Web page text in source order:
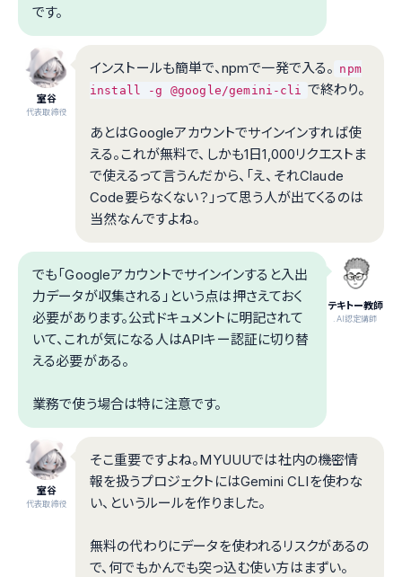
です。
室谷
代表取締役
インストールも簡単で、npmで一発で入る。 npm
install -g @google/gemini-cli
で終わり。
あとはGoogleアカウントでサインインすれば使
える。これが無料で、しかも1日1,000リクエストま
で使えるって言うんだから、「え、それClaude
Code要らなくない？」って思う人が出てくるのは
当然なんですよね。
テキトー教師
.AI認定講師
でも「Googleアカウントでサインインすると入出
力データが収集される」という点は押さえておく
必要があります。公式ドキュメントに明記されて
いて、これが気になる人はAPIキー認証に切り替
える必要がある。
業務で使う場合は特に注意です。
室谷
代表取締役
そこ重要ですよね。MYUUUでは社内の機密情
報を扱うプロジェクトにはGemini CLIを使わな
い、というルールを作りました。
無料の代わりにデータを使われるリスクがあるの
で、何でもかんでも突っ込む使い方はまずい。